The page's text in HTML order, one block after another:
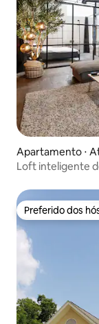
Apartamento ⋅
Loft inteligente
Preferido dos
Preferido dos